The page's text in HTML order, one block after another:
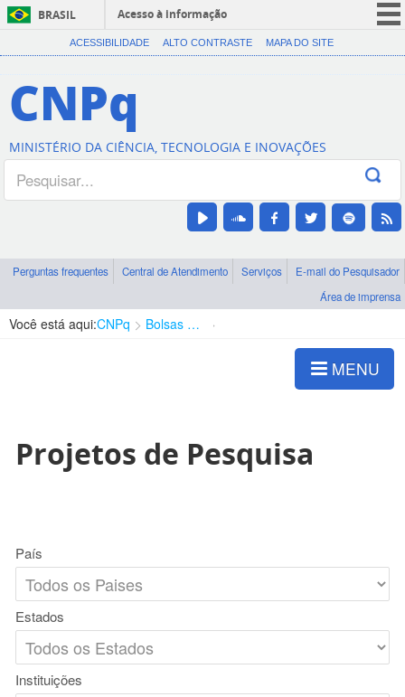
BRASIL
Acesso à informação
CORONAVÍRUS (COVID-19)
Canais
ACESSIBILIDADE ALTO CONTRASTE MAPA DO SITE
CNPq
MINISTÉRIO DA CIÊNCIA, TECNOLOGIA E INOVAÇÕES
Perguntas frequentes Central de Atendimento Serviços
E-mail do Pesquisador
Área de imprensa
Você está aqui:CNPq Bolsas e Auxílios Vigentes
MENU
Projetos de Pesquisa
País
Estados
Instituições